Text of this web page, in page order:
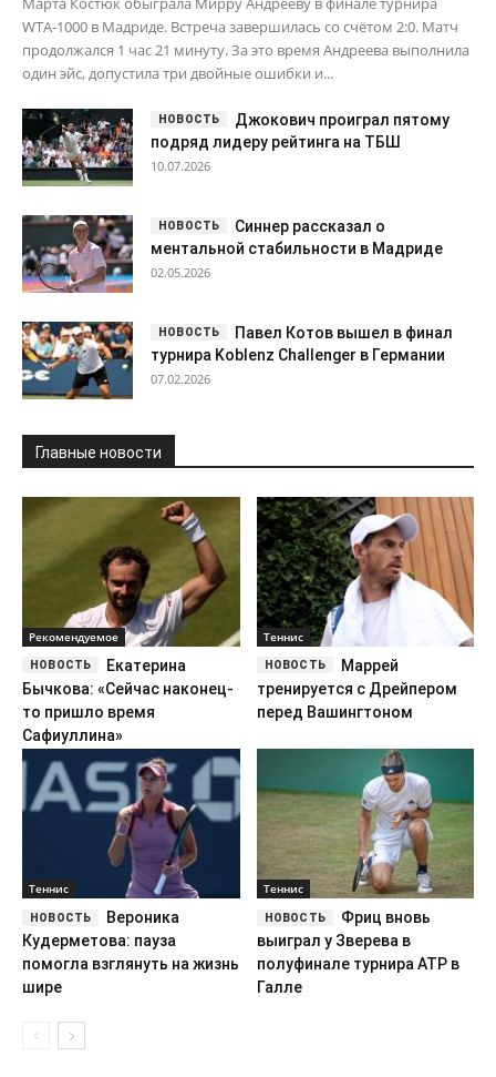
WTA-1000 в Мадриде. Встреча завершилась со счётом 2:0. Матч
продолжался 1 час 21 минуту. За это время Андреева выполнила
один эйс, допустила три двойные ошибки и...
Джокович проиграл пятому
подряд лидеру рейтинга на ТБШ
10.07.2026
Синнер рассказал о
ментальной стабильности в Мадриде
02.05.2026
Павел Котов вышел в финал
турнира Koblenz Challenger в Германии
07.02.2026
Главные новости
Рекомендуемое
Екатерина
Бычкова: «Сейчас наконец-
то пришло время
Сафиуллина»
Теннис
Маррей
тренируется с Дрейпером
перед Вашингтоном
Теннис
Вероника
Кудерметова: пауза
помогла взглянуть на жизнь
шире
Теннис
Фриц вновь
выиграл у Зверева в
полуфинале турнира ATP в
Галле